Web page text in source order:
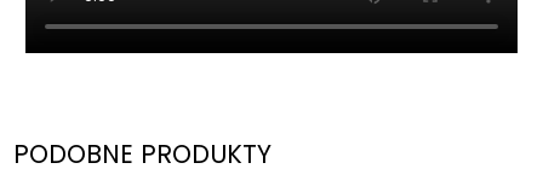
PODOBNE PRODUKTY